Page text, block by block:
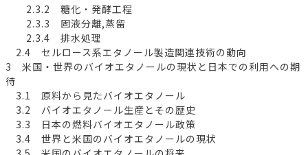
2.3.2 糖化・発酵工程
2.3.3 固液分離,蒸留
2.3.4 排水処理
2.4 セルロース系エタノール製造関連技術の動向
3 米国・世界のバイオエタノールの現状と日本での利用への期
待
3.1 原料から見たバイオエタノール
3.2 バイオエタノール生産とその歴史
3.3 日本の燃料バイオエタノール政策
3.4 世界と米国のバイオエタノールの現状